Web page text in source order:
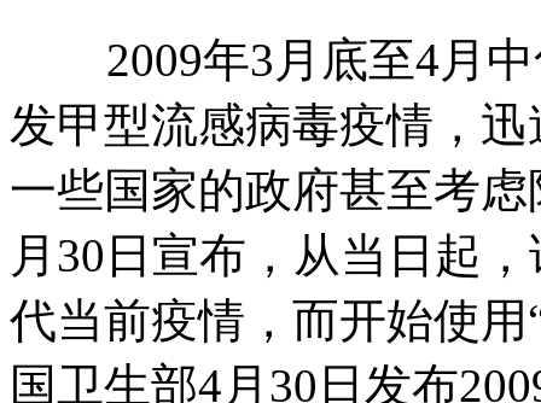
2009年3月底至4月中
发甲型流感病毒疫情，
一些国家的政府甚至考
月30日宣布，从当日起
代当前疫情，而开始使
国卫生部4月30日发布